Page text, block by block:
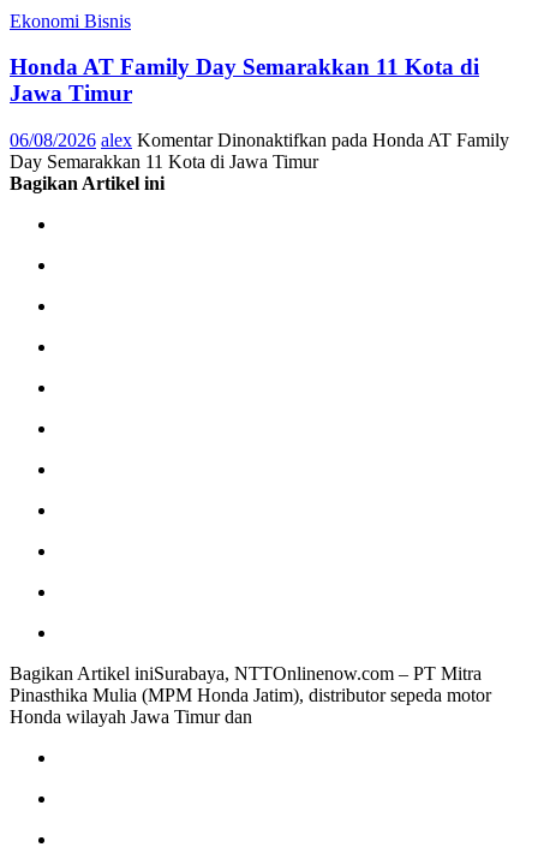
Ekonomi Bisnis
Honda AT Family Day Semarakkan 11 Kota di
Jawa Timur
06/08/2026 alex Komentar Dinonaktifkan pada Honda AT Family
Day Semarakkan 11 Kota di Jawa Timur
Bagikan Artikel ini
Bagikan Artikel iniSurabaya, NTTOnlinenow.com – PT Mitra
Pinasthika Mulia (MPM Honda Jatim), distributor sepeda motor
Honda wilayah Jawa Timur dan